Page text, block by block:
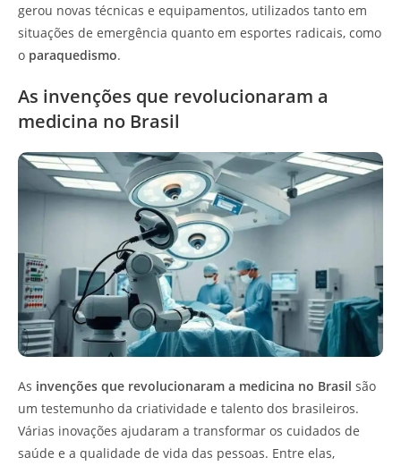
gerou novas técnicas e equipamentos, utilizados tanto em
situações de emergência quanto em esportes radicais, como
o paraquedismo.
As invenções que revolucionaram a
medicina no Brasil
As invenções que revolucionaram a medicina no Brasil são
um testemunho da criatividade e talento dos brasileiros.
Várias inovações ajudaram a transformar os cuidados de
saúde e a qualidade de vida das pessoas. Entre elas,